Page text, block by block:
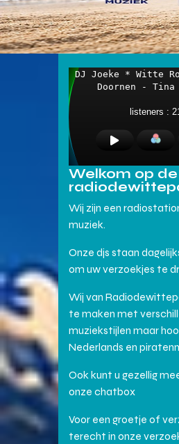
Welkom op de
Wij zijn een
muziek.
Onze djs staan
om uw verzoekjes te
Wij van
te maken met
muziekstijlen maar
Nederlands en
Ook kunt u gezellig
onze chatbox
Voor een groetje of
terecht in onze